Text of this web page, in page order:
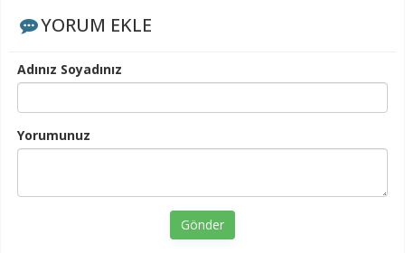
YORUM EKLE
Adınız Soyadınız
Yorumunuz
Gönder